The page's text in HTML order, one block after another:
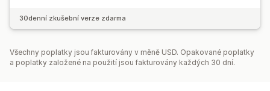
30denní zkušební verze zdarma
Všechny poplatky jsou fakturovány v měně USD. Opakované poplatky
a poplatky založené na použití jsou fakturovány každých 30 dní.